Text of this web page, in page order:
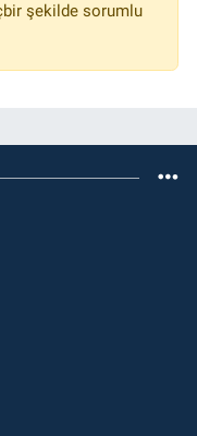
şekilde sorumlu